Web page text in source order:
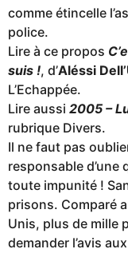
comme étincelle
police.
Lire à ce propos
suis !, d’Aléssi
L’Echappée.
Lire aussi 2005 –
rubrique Divers.
Il ne faut pas
responsable d’une
toute impunité !
prisons. Comparé
Unis, plus de mille
demander l’avis